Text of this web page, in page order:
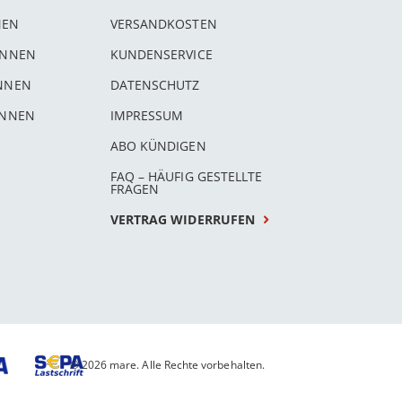
VERSANDKOSTEN
KUNDENSERVICE
DATENSCHUTZ
IMPRESSUM
ABO KÜNDIGEN
FAQ – HÄUFIG GESTELLTE
FRAGEN
VERTRAG WIDERRUFEN
© 2026 mare. Alle Rechte vorbehalten.